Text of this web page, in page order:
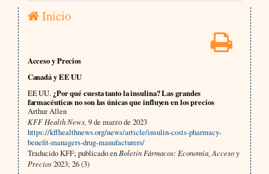
Inicio
Acceso y Precios
Canadá y EE UU
EE UU. ¿Por qué cuesta tanto la insulina? Las grandes
farmacéuticas no son las únicas que influyen en los precios
Arthur Allen
KFF Health News, 9 de marzo de 2023
https://kffhealthnews.org/news/article/insulin-costs-pharmacy-
benefit-managers-drug-manufacturers/
Traducido KFF; publicado en Boletín Fármacos: Economía, Acceso y
Precios2023; 26 (3)